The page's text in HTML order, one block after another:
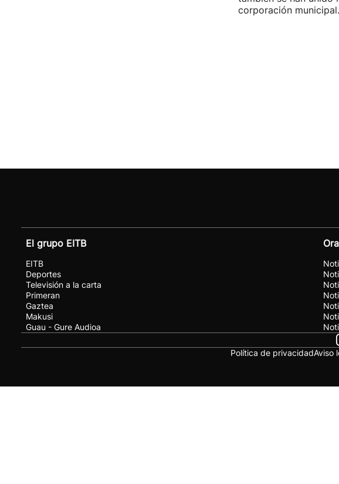
corporación municipal.
El grupo EITB
EITB
Deportes
Televisión a la carta
Primeran
Gaztea
Makusi
Guau - Gure Audioa
Política de privacidadAviso